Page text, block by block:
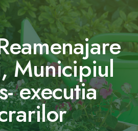
Municipiul
executia